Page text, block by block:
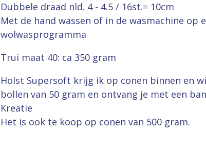
Dubbele draad nld. 4 - 4.5 / 16st.= 10cm
Met de hand wassen of in de wasmachine op
wolwasprogramma
Trui maat 40: ca 350 gram
Holst Supersoft krijg ik op conen binnen en
bollen van 50 gram en ontvang je met een
Kreatie
Het is ook te koop op conen van 500 gram.